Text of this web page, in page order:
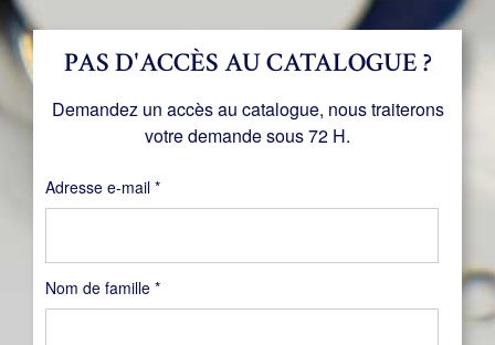
Nom de famille *
PAS D'ACCÈS AU CATALOGUE ?
Demandez un accès au catalogue, nous traiterons
votre demande sous 72 H.
Adresse e-mail *Obligatoire